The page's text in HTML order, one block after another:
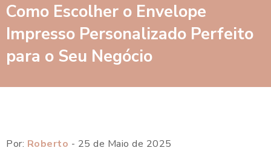
Como Escolher o Envelope
Impresso Personalizado Perfeito
para o Seu Negócio
Por: Roberto - 25 de Maio de 2025